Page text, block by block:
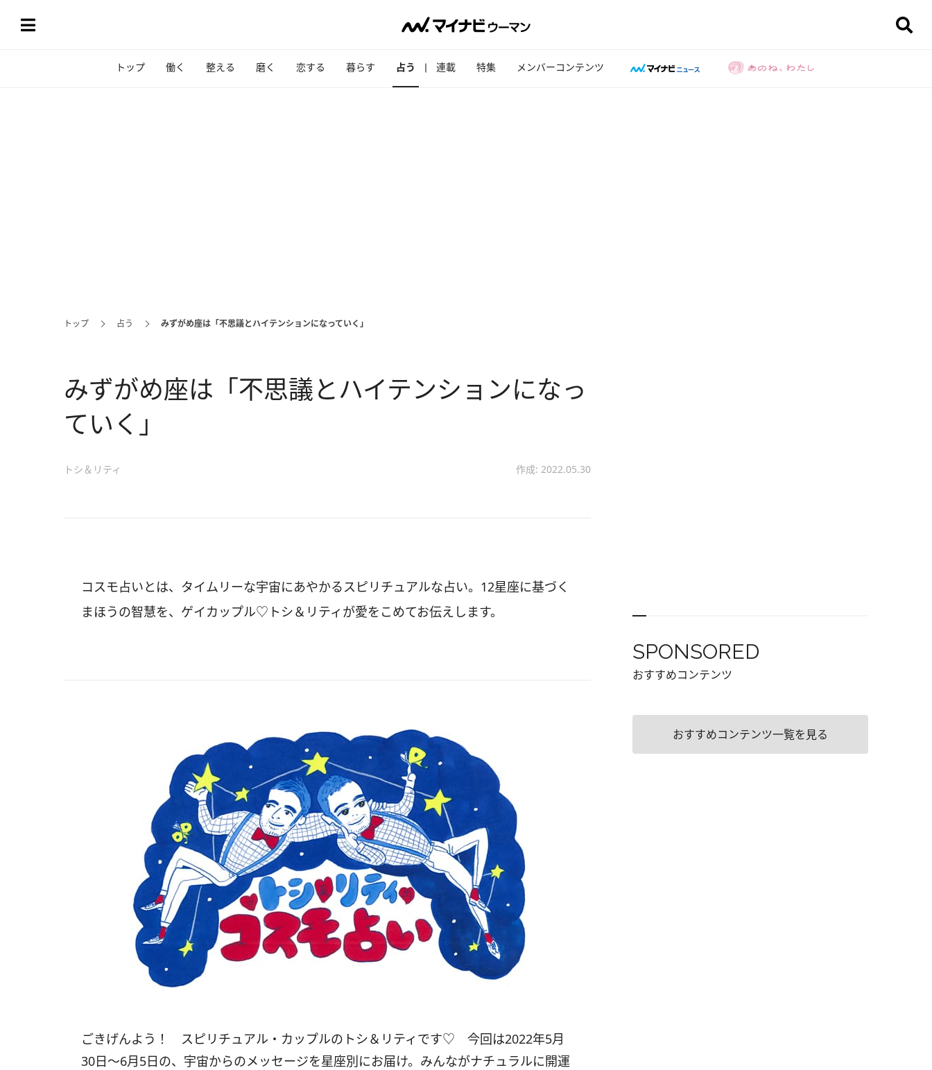
トップ 働く 整える 磨く 恋する 暮らす 占う 連載 特集 メンバーコンテンツ
トップ 占う みずがめ座は「不思議とハイテンションになっていく」
みずがめ座は「不思議とハイテンションになっ
ていく」
トシ＆リティ 作成: 2022.05.30
コスモ占いとは、タイムリーな宇宙にあやかるスピリチュアルな占い。12星座に基づく
まほうの智慧を、ゲイカップル♡トシ＆リティが愛をこめてお伝えします。
ごきげんよう！ スピリチュアル・カップルのトシ＆リティです♡ 今回は2022年5月
30日〜6月5日の、宇宙からのメッセージを星座別にお届け。みんながナチュラルに開運
SPONSORED
おすすめコンテンツ
おすすめコンテンツ一覧を見る